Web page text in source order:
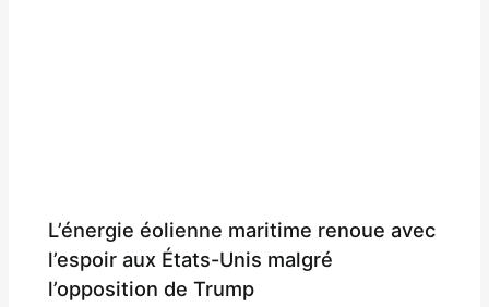
L’énergie éolienne maritime renoue avec
l’espoir aux États-Unis malgré
l’opposition de Trump